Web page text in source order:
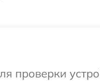
проверки